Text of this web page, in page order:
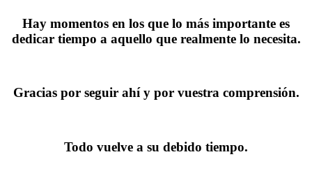
Hay momentos en los que lo más importante es
dedicar tiempo a aquello que realmente lo necesita.
Gracias por seguir ahí y por vuestra comprensión.
Todo vuelve a su debido tiempo.